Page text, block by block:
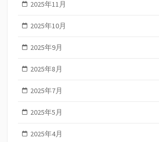
2025年11月
2025年10月
2025年9月
2025年8月
2025年7月
2025年5月
2025年4月